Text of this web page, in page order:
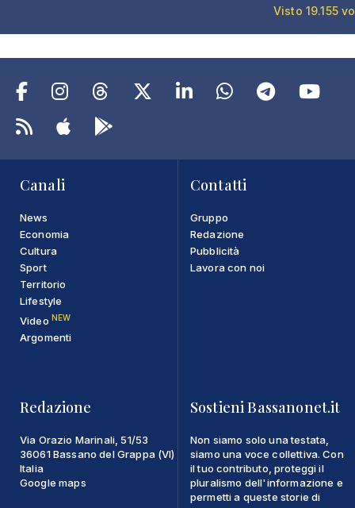
Visto 19.155
Canali
News
Economia
Cultura
Sport
Territorio
Lifestyle
Video NEW
Argomenti
Contatti
Gruppo
Redazione
Pubblicità
Lavora con noi
Redazione
Via Orazio Marinali, 51/53
36061 Bassano del Grappa (VI)
Italia
Google maps
Sostieni Bassanonet.it
Non siamo solo una testata,
siamo una voce collettiva. Con
il tuo contributo, proteggi il
pluralismo dell'informazione e
permetti a queste storie di